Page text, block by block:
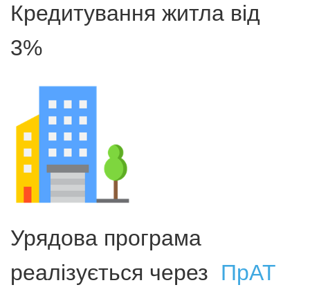
Кредитування житла від
3%
Урядова програма
реалізується через ПрАТ